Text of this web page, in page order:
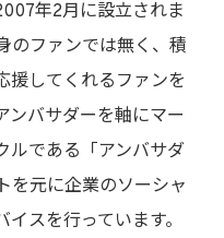
年2月に設立されま
のファンでは無く、積
援してくれるファンを
ンバサダーを軸にマー
ルである「アンバサダ
を元に企業のソーシャ
スを行っています。